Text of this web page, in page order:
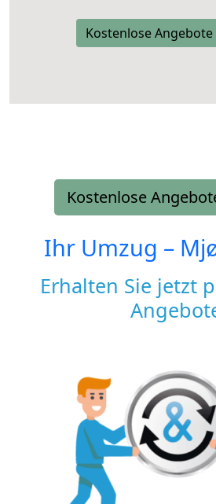
Kostenlose
Kostenlose
Ihr Umzug –
Erhalten Sie jetzt